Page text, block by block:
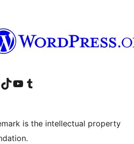
LinkedIn konto
Besøg vores TikTok-konto
Besøg vores YouTube-kanalBesøg vores Tumblr-konto
is the intellectual property